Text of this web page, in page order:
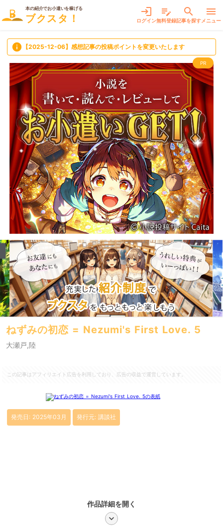
本の紹介でお小遣いを稼げる
ブクスタ！
login
ログイン
edit_note
無料登録
search
記事を探す
menu
メニュー
info 【2025-12-06】感想記事の投稿ポイントを変更いたします
PR
ねずみの初恋 = Nezumi's First Love. 5
大瀬戸,陸
この記事はアフィリエイト広告を利用しており、広告の収益で運営しています。
作品詳細を開く
chevron_right
発売日: 2025年03月 発行元: 講談社